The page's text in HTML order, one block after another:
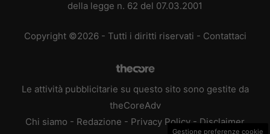
della legge n. 62 del 07.03.2001
Copyright ©2026 - Tutti i diritti riservati - Contattaci
Le attività pubblicitarie su questo sito sono gestite da
theCoreAdv
Chi siamo - Redazione - Privacy Policy - Disclaimer
Gestione preferenze cookie